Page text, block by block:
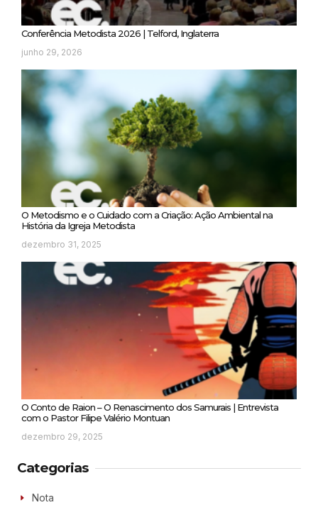
Conferência Metodista 2026 | Telford, Inglaterra
junho 29, 2026
O Metodismo e o Cuidado com a Criação: Ação Ambiental na
História da Igreja Metodista
dezembro 31, 2025
O Conto de Raion – O Renascimento dos Samurais | Entrevista
com o Pastor Filipe Valério Montuan
dezembro 29, 2025
Categorias
Nota